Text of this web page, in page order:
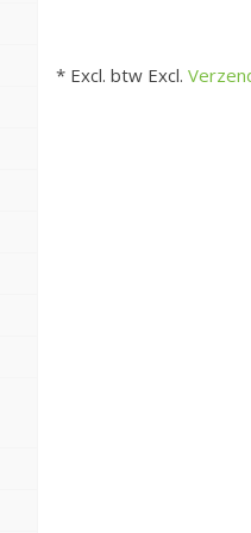
* Excl. btw Excl.